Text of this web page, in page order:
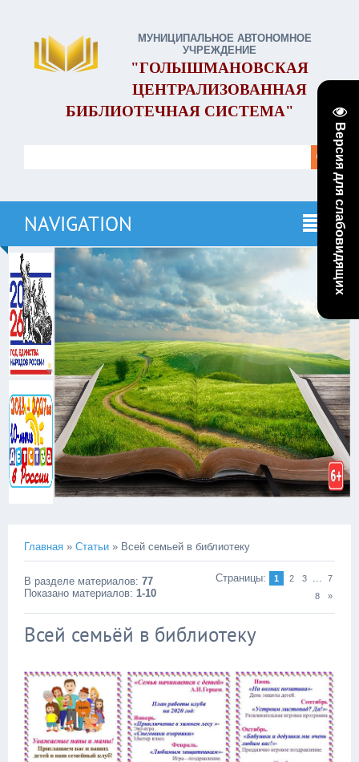
Версия для слабовидящих
МУНИЦИПАЛЬНОЕ АВТОНОМНОЕ
УЧРЕЖДЕНИЕ
"ГОЛЫШМАНОВСКАЯ
ЦЕНТРАЛИЗОВАННАЯ
БИБЛИОТЕЧНАЯ СИСТЕМА"
NAVIGATION
Главная » Статьи » Всей семьей в библиотеку
В разделе материалов: 77
Показано материалов: 1-10
Страницы: 1 2 3 ...
7
8
»
Всей семьёй в библиотеку